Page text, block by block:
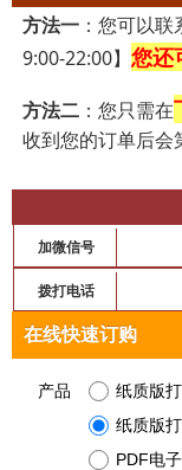
方法一：您可以联
9:00-22:00】 您还
方法二：您只需在
收到您的订单后会
加微信号
拨打电话